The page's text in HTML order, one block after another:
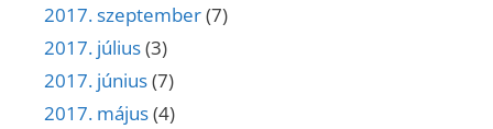
2017. szeptember(7)
2017. július(3)
2017. június(7)
2017. május(4)